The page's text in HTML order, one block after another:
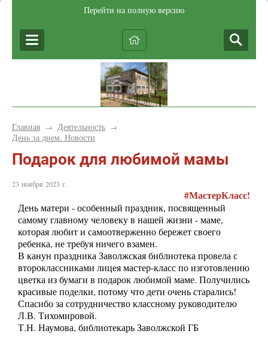
Перейти на полную версию
Главная → Деятельность →
День за днем. Новости
Подарок для любимой мамы
23 ноября 2023 г.
#МастерКласс!
День матери - особенный праздник, посвященный
самому главному человеку в нашей жизни - маме,
которая любит и самоотверженно бережет своего
ребенка, не требуя ничего взамен.
В канун праздника Заволжская библиотека провела с
второклассниками лицея мастер-класс по изготовлению
цветка из бумаги в подарок любимой маме. Получились
красивые поделки, потому что дети очень старались!
Спасибо за сотрудничество классному руководителю
Л.В. Тихомировой.
Т.Н. Наумова, библиотекарь Заволжской ГБ